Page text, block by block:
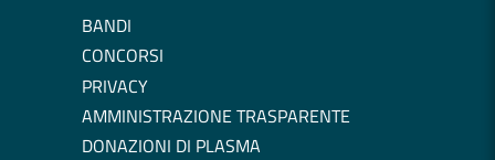
BANDI
CONCORSI
PRIVACY
AMMINISTRAZIONE TRASPARENTE
DONAZIONI DI PLASMA